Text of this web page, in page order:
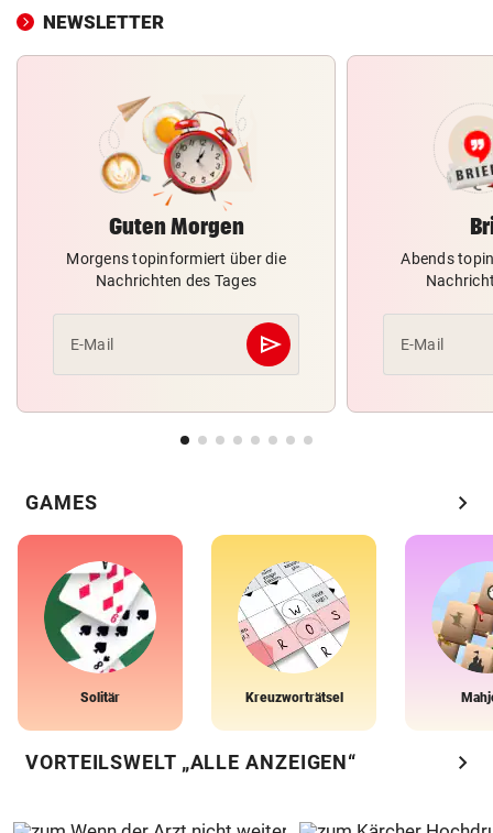
NEWSLETTER
Guten Morgen
Morgens topinformiert über die
Nachrichten des Tages
E-Mail send
Abschicken
Abends
E-Mail
GAMES chevron_right
Solitär Kreuzworträtsel
VORTEILSWELT „ALLE ANZEIGEN“ chevron_right